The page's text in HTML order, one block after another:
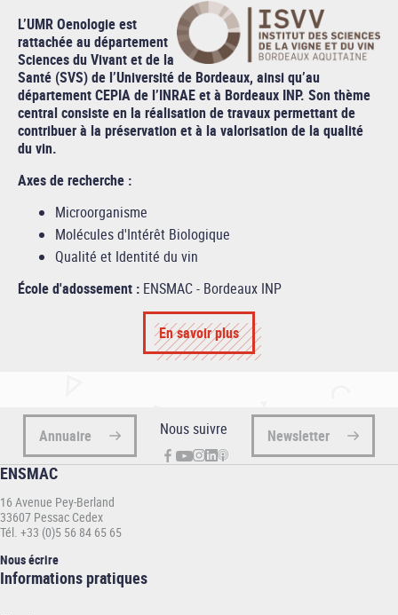
L’UMR Oenologie est
rattachée au département
Sciences du Vivant et de la
Santé (SVS) de l’Université de Bordeaux, ainsi qu’au
département CEPIA de l’INRAE et à Bordeaux INP. Son thème
central consiste en la réalisation de travaux permettant de
contribuer à la préservation et à la valorisation de la qualité
du vin.
Axes de recherche :
Microorganisme
Molécules d'Intérêt Biologique
Qualité et Identité du vin
École d'adossement : ENSMAC - Bordeaux INP
En savoir plus
Annuaire Nous suivre Newsletter
ENSMAC
16 Avenue Pey-Berland
33607 Pessac Cedex
Tél. +33 (0)5 56 84 65 65
Nous écrire
Informations
Informations pratiques